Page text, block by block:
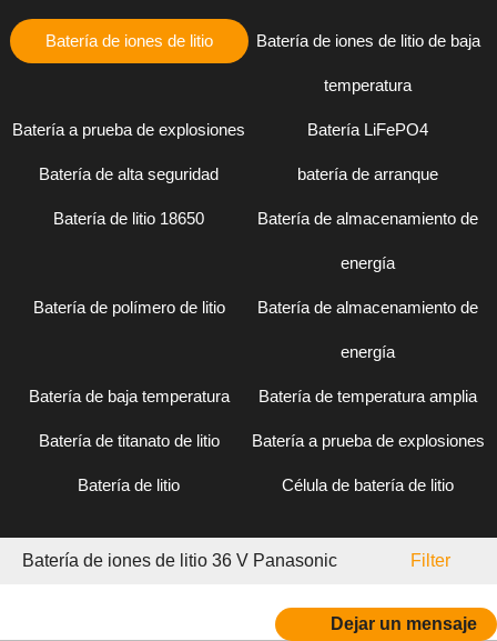
Batería de iones de litio Batería de iones de litio de baja
temperatura
Batería a prueba de explosiones Batería LiFePO4
Batería de alta seguridad batería de arranque
Batería de litio 18650 Batería de almacenamiento de
energía
Batería de polímero de litio Batería de almacenamiento de
energía
Batería de baja temperatura Batería de temperatura amplia
Batería de titanato de litio Batería a prueba de explosiones
Batería de litio Célula de batería de litio
Batería de iones de litio 36 V Panasonic Filter
Dejar un mensaje